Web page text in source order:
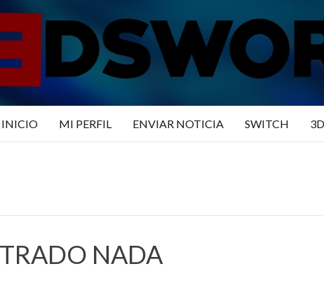
INICIO MI PERFIL ENVIAR NOTICIA SWITCH
NADA